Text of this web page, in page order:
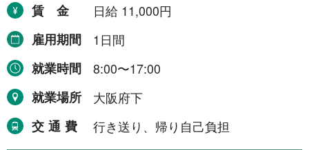
賃金
日給 11,000円
雇用期間
1日間
就業時間
8:00〜17:00
就業場所
大阪府下
交通費
行き送り、帰り自己負担